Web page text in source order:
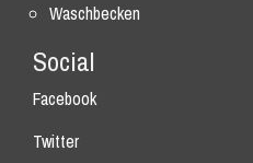
Waschbecken
Social
Facebook
Twitter